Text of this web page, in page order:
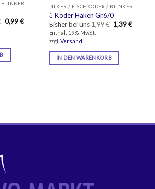
BLINKER
Ursprünglicher
Preis
0,99€Aktueller
PILKER / FISCHKÖDER / BLINKER
3 Köder Haken Gr.6/0
Bisher bei uns 1,99€
Preis
1,39€
Enthält 19% MwSt.
zzgl. Versand
IN DEN WARENKORB